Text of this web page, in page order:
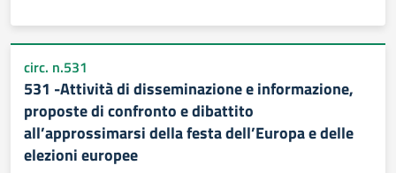
circ. n.531
531 -Attività di disseminazione e informazione,
proposte di confronto e dibattito
all’approssimarsi della festa dell’Europa e delle
elezioni europee